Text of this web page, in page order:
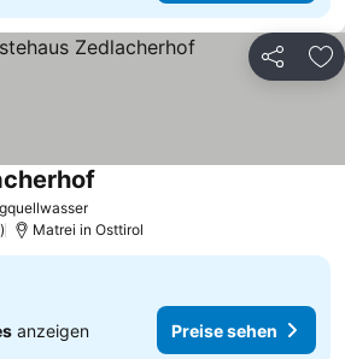
Teilen
Preise sehen
Matrei in Osttirol
anzeigen Preise sehen